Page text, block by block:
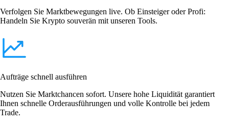
Verfolgen Sie Marktbewegungen live. Ob Einsteiger oder Profi:
Handeln Sie Krypto souverän mit unseren Tools.
Aufträge schnell ausführen
Nutzen Sie Marktchancen sofort. Unsere hohe Liquidität garantiert
Ihnen schnelle Orderausführungen und volle Kontrolle bei jedem
Trade.